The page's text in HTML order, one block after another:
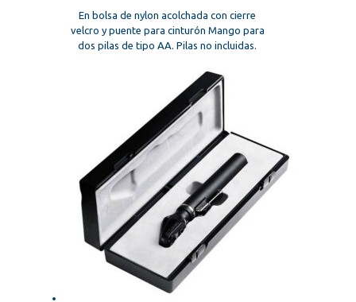
En bolsa de nylon acolchada con cierre
velcro y puente para cinturón Mango para
dos pilas de tipo AA. Pilas no incluidas.